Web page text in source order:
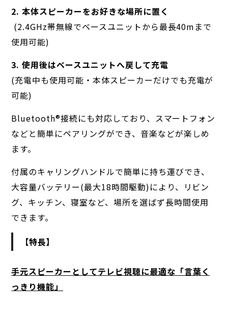
2. 本体スピーカーをお好きな場所に置く
(2.4GHz帯無線でベースユニットから最長40mまで
使用可能)
3. 使用後はベースユニットへ戻して充電
(充電中も使用可能・本体スピーカーだけでも充電が
可能)
Bluetooth®︎接続にも対応しており、スマートフォン
などと簡単にペアリングができ、音楽などが楽しめ
ます。
付属のキャリングハンドルで簡単に持ち運びでき、
大容量バッテリー(最大18時間駆動)により、リビン
グ、キッチン、寝室など、場所を選ばず長時間使用
できます。
【特長】
手元スピーカーとしてテレビ視聴に最適な「言葉く
っきり機能」